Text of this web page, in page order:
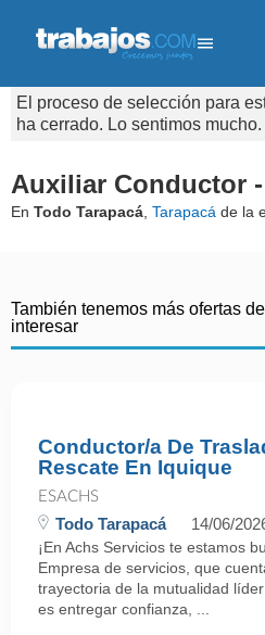
El proceso de selección para
ha cerrado. Lo sentimos mucho.
Auxiliar Conductor
En Todo Tarapacá Tarapacá de la
También tenemos más ofertas
interesar
Conductor/a De
Rescate En Iquique
ESACHS
Todo Tarapacá 14/06/
¡En Achs Servicios te estamos
Empresa de servicios, que
trayectoria de la mutualidad
es entregar confianza, ...